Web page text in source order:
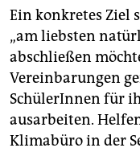
Ein konkretes Ziel
„am liebsten
abschließen
Vereinbarungen
SchülerInnen für
ausarbeiten.
Klimabüro in der